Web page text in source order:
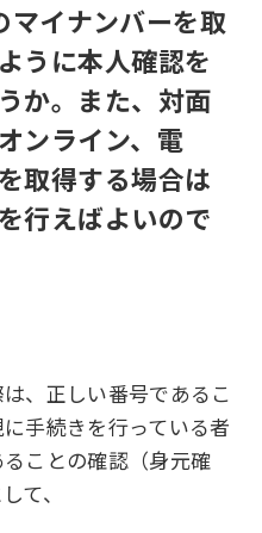
イナンバーを取
うに本人確認を
か。また、対面
ンライン、電
取得する場合は
行えばよいので
、正しい番号であるこ
手続きを行っている者
ことの確認（身元確
て、